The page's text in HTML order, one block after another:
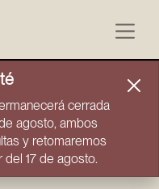
cerrada
agosto, ambos
y retomaremos
del 17 de agosto.